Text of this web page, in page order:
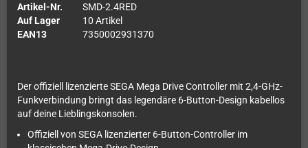
Artikel-Nr.
SMD-2.4RED
Auf Lager
10 Artikel
EAN13
7350002931370
Der offiziell lizenzierte SEGA Mega Drive Controller mit 2,4-GHz-
Funkverbindung bringt das legendäre 6-Button-Design kabellos
auf deine Lieblingskonsolen.
Offiziell von SEGA lizenzierter 6-Button-Controller im